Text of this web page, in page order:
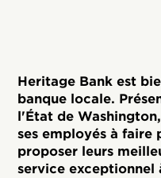
Heritage Bank est
banque locale.
l'État de
ses employés à faire
proposer leurs
service exceptionnel